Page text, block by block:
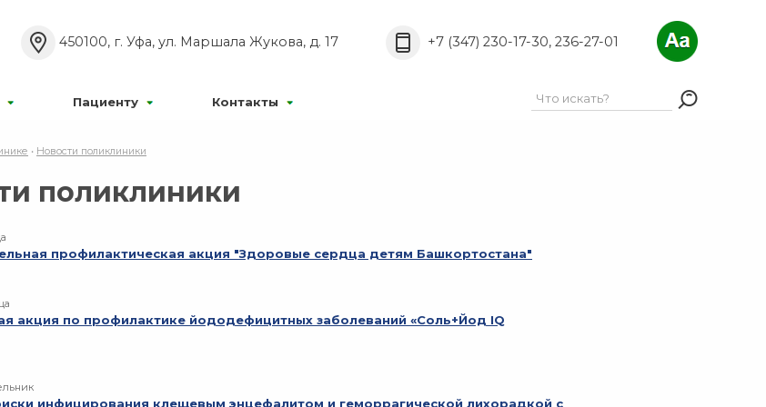
РР·РѕР±СЂР°Р¶РµРЅРёСЏ:Р’С‹РєР»
450100, г. Уфа, ул. Маршала Жукова, д. 17 +7 (347) 230-17-30, 236-27-01
Пациенту Контакты
• Новости поликлиники
поликлиники
профилактическая акция "Здоровые сердца детям Башкортостана"
акция по профилактике йододефицитных заболеваний «Соль+Йод IQ
инфицирования клещевым энцефалитом и геморрагической лихорадкой с